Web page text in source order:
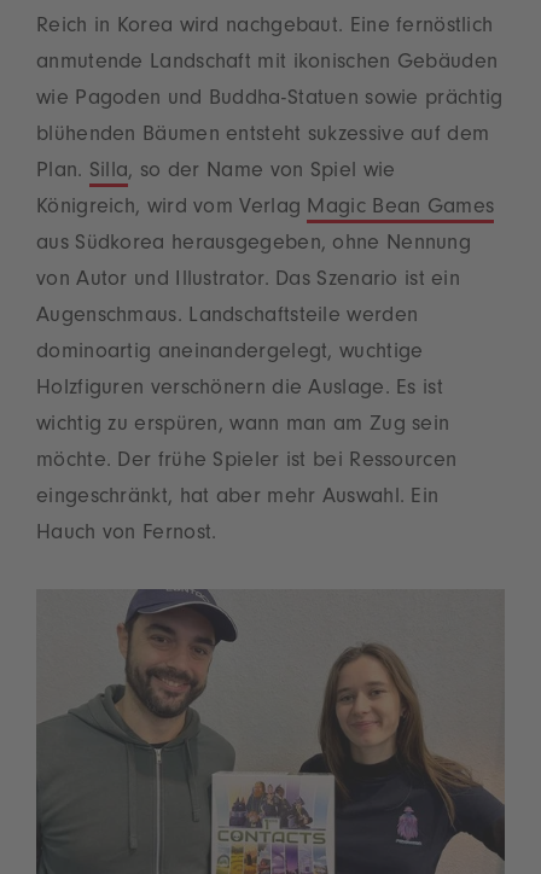
Reich in Korea wird nachgebaut. Eine fernöstlich
anmutende Landschaft mit ikonischen Gebäuden
wie Pagoden und Buddha-Statuen sowie prächtig
blühenden Bäumen entsteht sukzessive auf dem
Plan. Silla, so der Name von Spiel wie
Königreich, wird vom Verlag Magic Bean Games
aus Südkorea herausgegeben, ohne Nennung
von Autor und Illustrator. Das Szenario ist ein
Augenschmaus. Landschaftsteile werden
dominoartig aneinandergelegt, wuchtige
Holzfiguren verschönern die Auslage. Es ist
wichtig zu erspüren, wann man am Zug sein
möchte. Der frühe Spieler ist bei Ressourcen
eingeschränkt, hat aber mehr Auswahl. Ein
Hauch von Fernost.